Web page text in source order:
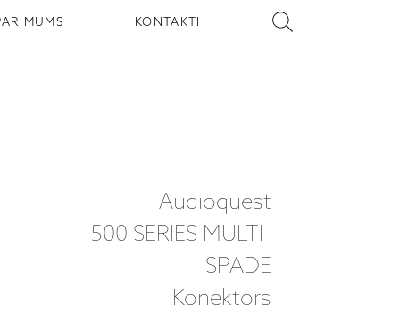
MUMS KONTAKTI
Audioquest
500 SERIES MULTI-
SPADE
Konektors